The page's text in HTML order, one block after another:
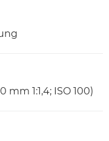
mm 1:1,4; ISO 100)